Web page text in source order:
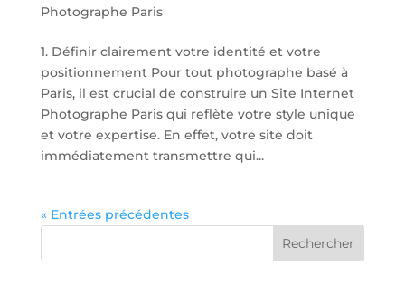
Photographe Paris
1. Définir clairement votre identité et votre
positionnement Pour tout photographe basé à
Paris, il est crucial de construire un Site Internet
Photographe Paris qui reflète votre style unique
et votre expertise. En effet, votre site doit
immédiatement transmettre qui...
« Entrées précédentes